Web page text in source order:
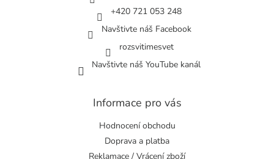
+420 721 053 248
Navštivte náš Facebook
rozsvitimesvet
Navštivte náš YouTube kanál
Informace pro vás
Hodnocení obchodu
Doprava a platba
Reklamace / Vrácení zboží